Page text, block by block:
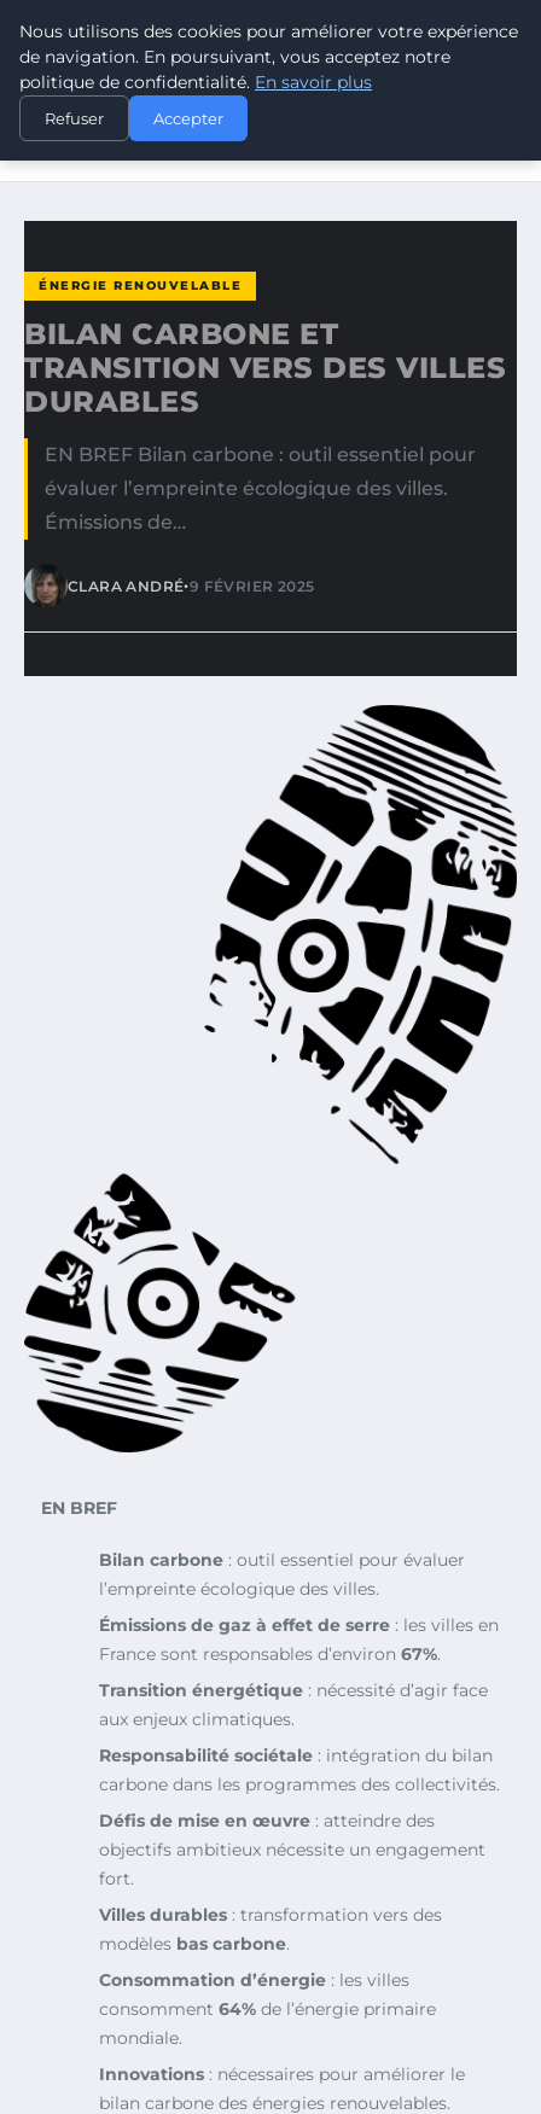
CLIMATE RESPONSE BLOG
ACCUEIL
ÉNERGIE RENOUVELABLE
BILAN CARBONE ET TRANSITION VERS DES VILLES
ÉNERGIE RENOUVELABLE
BILAN CARBONE ET
TRANSITION VERS DES VILLES
DURABLES
EN BREF Bilan carbone : outil essentiel pour
évaluer l’empreinte écologique des villes.
Émissions de…
CLARA ANDRÉ•9 FÉVRIER 2025
EN BREF
Bilan carbone : outil essentiel pour évaluer
l’empreinte écologique des villes.
Émissions de gaz à effet de serre : les villes en
France sont responsables d’environ 67%.
Transition énergétique : nécessité d’agir face
aux enjeux climatiques.
Responsabilité sociétale : intégration du bilan
carbone dans les programmes des collectivités.
Défis de mise en œuvre : atteindre des
objectifs ambitieux nécessite un engagement
fort.
Villes durables : transformation vers des
modèles bas carbone.
Consommation d’énergie : les villes
consomment 64% de l’énergie primaire
mondiale.
Innovations : nécessaires pour améliorer le
bilan carbone des énergies renouvelables.
Nous utilisons des cookies pour améliorer votre expérience
de navigation. En poursuivant, vous acceptez notre
politique de confidentialité. En savoir plus
Refuser Accepter